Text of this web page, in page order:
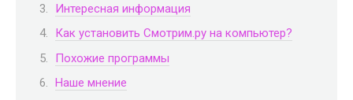
Интересная информация
Как установить Смотрим.ру на компьютер?
Похожие программы
Наше мнение